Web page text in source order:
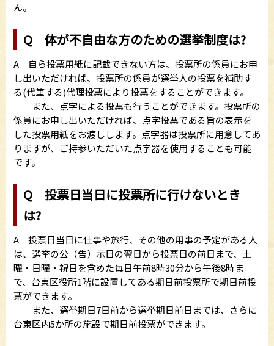
ん。
Q 体が不自由な方のための選挙制度は?
A 自ら投票用紙に記載できない方は、投票所の係員にお申
し出いただければ、投票所の係員が選挙人の投票を補助す
る(代筆する)代理投票により投票をすることができます。
また、点字による投票も行うことができます。投票所の
係員にお申し出いただければ、点字投票である旨の表示を
した投票用紙をお渡しします。点字器は投票所に用意してあ
りますが、ご持参いただいた点字器を使用することも可能
です。
Q 投票日当日に投票所に行けないとき
は?
A 投票日当日に仕事や旅行、その他の用事の予定がある人
は、選挙の公（告）示日の翌日から投票日の前日まで、土
曜・日曜・祝日を含めた毎日午前8時30分から午後8時ま
で、台東区役所1階に設置してある期日前投票所で期日前投
票ができます。
また、選挙期日7日前から選挙期日前日までは、さらに
台東区内5か所の施設で期日前投票ができます。